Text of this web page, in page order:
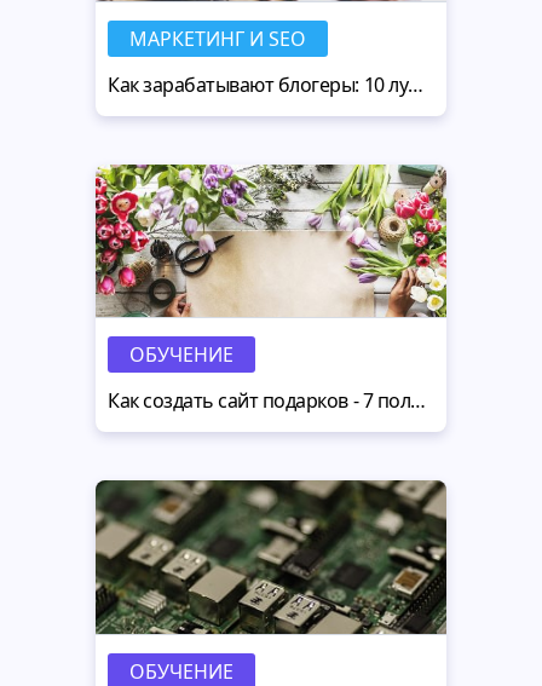
МАРКЕТИНГ И SEO
Как зарабатывают блогеры: 10 лучших партнерских программ
ОБУЧЕНИЕ
Как создать сайт подарков - 7 полезных идей
ОБУЧЕНИЕ